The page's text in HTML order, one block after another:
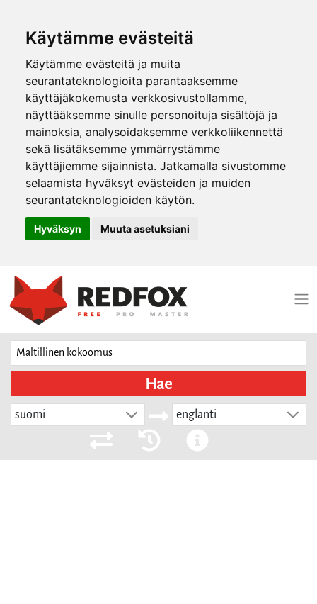
Käytämme evästeitä
Käytämme evästeitä ja muita
seurantateknologioita parantaaksemme
käyttäjäkokemusta verkkosivustollamme,
näyttääksemme sinulle personoituja sisältöjä ja
mainoksia, analysoidaksemme verkkoliikennettä
sekä lisätäksemme ymmärrystämme
käyttäjiemme sijainnista. Jatkamalla sivustomme
selaamista hyväksyt evästeiden ja muiden
seurantateknologioiden käytön.
Hyväksyn Muuta asetuksiani
Hae
suomi englanti